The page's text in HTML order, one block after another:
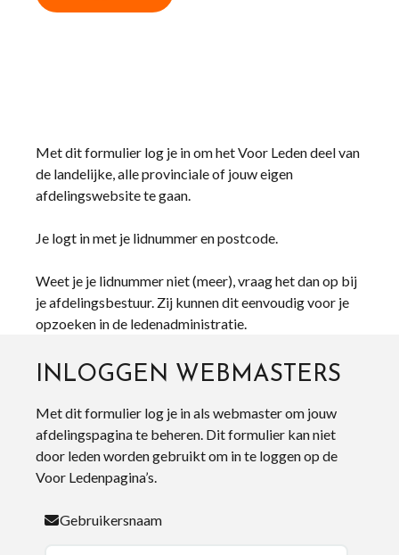
Met dit formulier log je in om het Voor Leden deel van
de landelijke, alle provinciale of jouw eigen
afdelingswebsite te gaan.
Je logt in met je lidnummer en postcode.
Weet je je lidnummer niet (meer), vraag het dan op bij
je afdelingsbestuur. Zij kunnen dit eenvoudig voor je
opzoeken in de ledenadministratie.
INLOGGEN WEBMASTERS
Met dit formulier log je in als webmaster om jouw
afdelingspagina te beheren. Dit formulier kan niet
door leden worden gebruikt om in te loggen op de
Voor Ledenpagina’s.
Gebruikersnaam